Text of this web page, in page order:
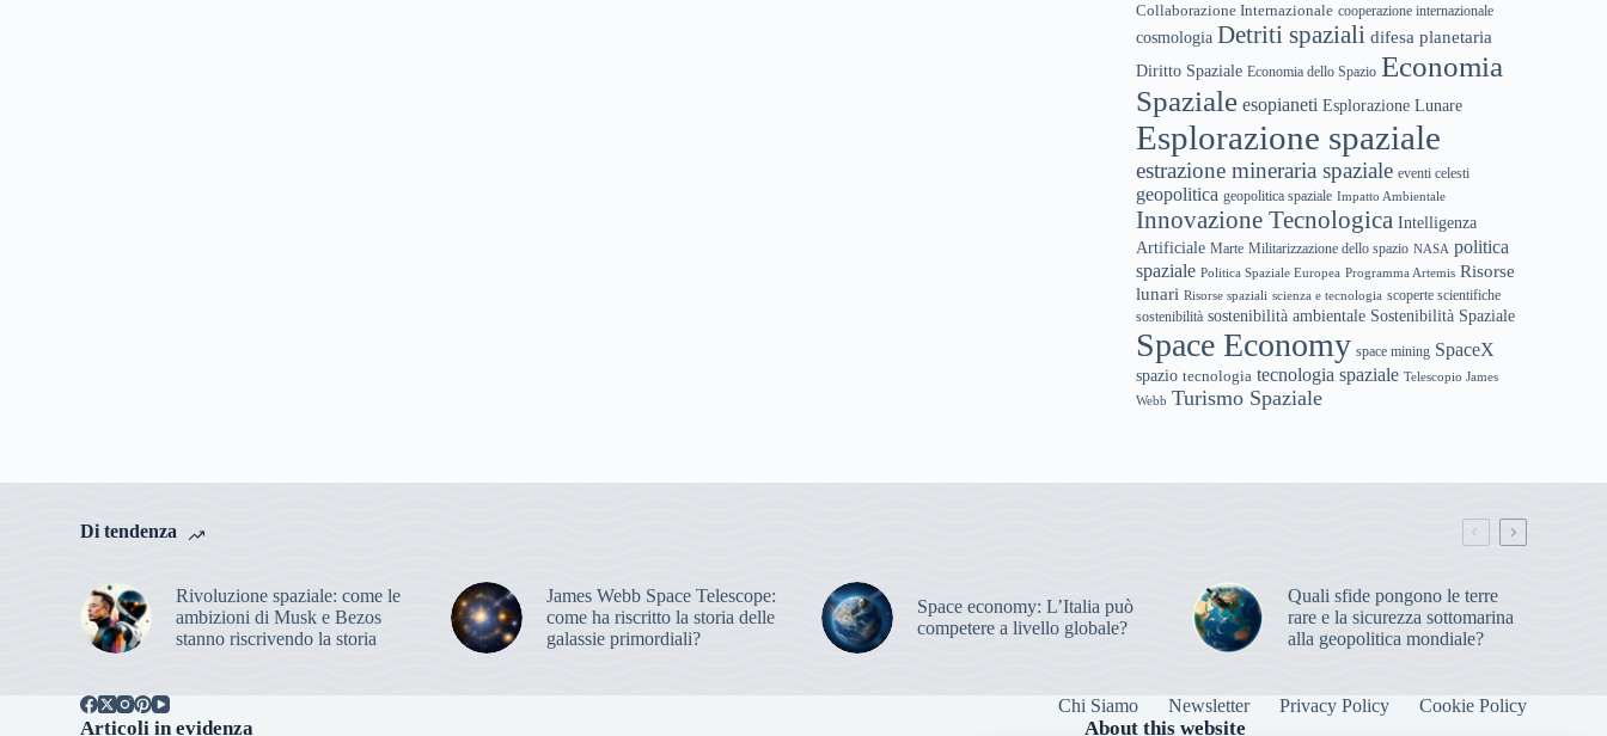
Collaborazione Internazionale cooperazione internazionale
cosmologia Detriti spaziali difesa planetaria
Diritto Spaziale Economia dello Spazio Economia
Spaziale esopianeti Esplorazione Lunare
Esplorazione spaziale
estrazione mineraria spaziale eventi celesti
geopolitica geopolitica spaziale Impatto Ambientale
Innovazione Tecnologica Intelligenza
Artificiale Marte Militarizzazione dello spazio NASA politica
spaziale Politica Spaziale Europea Programma Artemis Risorse
lunari Risorse spaziali scienza e tecnologia scoperte scientifiche
sostenibilità sostenibilità ambientale Sostenibilità Spaziale
Space Economy space mining SpaceX
spazio tecnologia tecnologia spaziale Telescopio James
Webb Turismo Spaziale
Di tendenza
Rivoluzione spaziale: come le
ambizioni di Musk e Bezos
stanno riscrivendo la storia
James Webb Space Telescope:
come ha riscritto la storia delle
galassie primordiali?
Space economy: L’Italia può
competere a livello globale?
Quali sfide pongono le terre
rare e la sicurezza sottomarina
alla geopolitica mondiale?
Chi Siamo Newsletter Privacy Policy Cookie Policy
Articoli in evidenza About this website